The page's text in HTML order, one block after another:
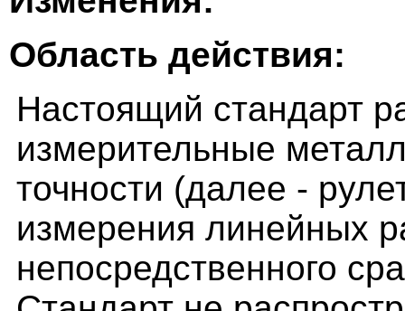
Область действия:
Настоящий стандарт
измерительные
точности (далее -
измерения линейных
непосредственного